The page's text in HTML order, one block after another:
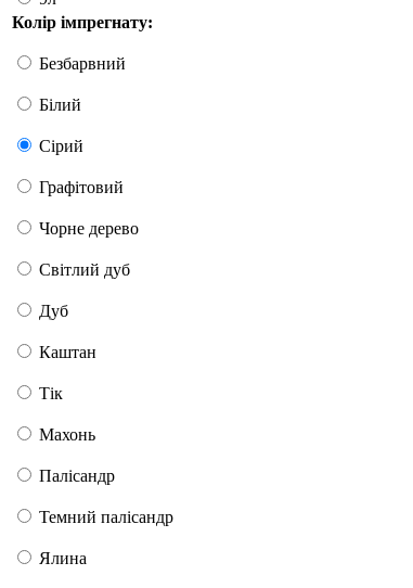
Колір імпрегнату:
Безбарвний
Білий
Сірий
Графітовий
Чорне дерево
Світлий дуб
Дуб
Каштан
Тік
Махонь
Палісандр
Темний палісандр
Ялина